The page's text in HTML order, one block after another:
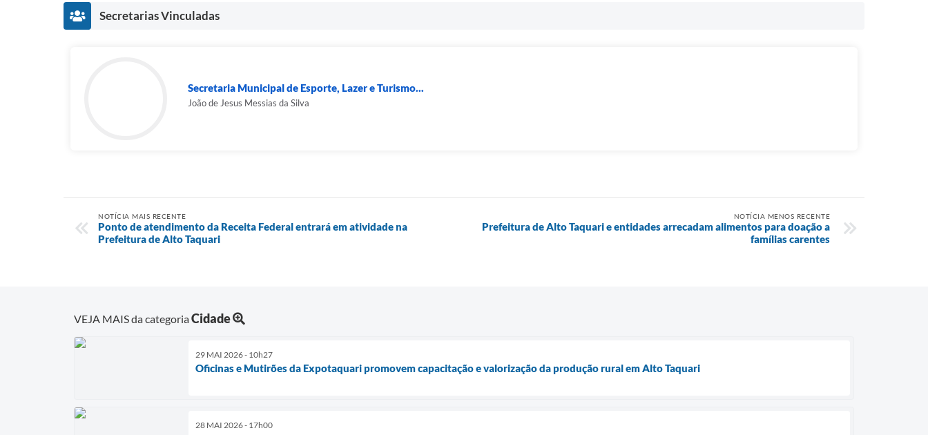
Secretarias Vinculadas
Secretaria Municipal de Esporte, Lazer e Turismo...
João de Jesus Messias da Silva
NOTÍCIA MAIS RECENTE
Ponto de atendimento da Receita Federal entrará em atividade na
Prefeitura de Alto Taquari
NOTÍCIA MENOS RECENTE
Prefeitura de Alto Taquari e entidades arrecadam alimentos para doação a
famílias carentes
VEJA MAIS da categoriaCidade
29 MAI 2026 - 10h27
Oficinas e Mutirões da Expotaquari promovem capacitação e valorização da produção rural em Alto Taquari
28 MAI 2026 - 17h00